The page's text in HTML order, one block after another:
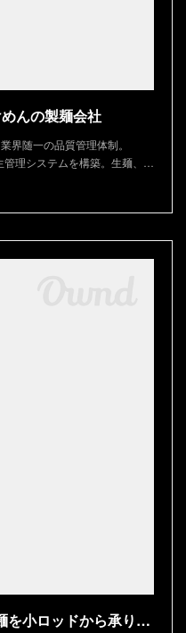
んの製麺会社
界随一の品質管理体制。
管理システムを構築。生麺、…
製麺屋 慶史｜中華麺・特注麺を小ロッドから承ります